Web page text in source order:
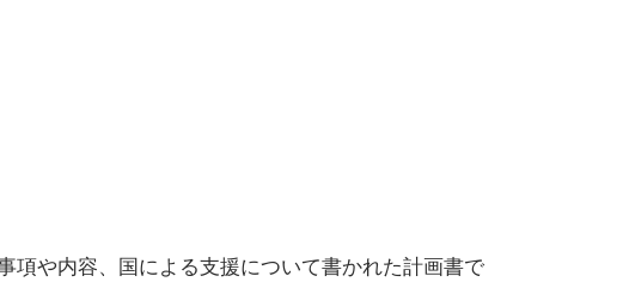
項や内容、国による支援について書かれた計画書で